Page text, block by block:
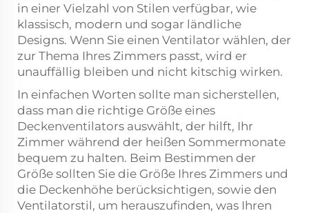
in einer Vielzahl von Stilen verfügbar, wie
klassisch, modern und sogar ländliche
Designs. Wenn Sie einen Ventilator wählen, der
zur Thema Ihres Zimmers passt, wird er
unauffällig bleiben und nicht kitschig wirken.
In einfachen Worten sollte man sicherstellen,
dass man die richtige Größe eines
Deckenventilators auswählt, der hilft, Ihr
Zimmer während der heißen Sommermonate
bequem zu halten. Beim Bestimmen der
Größe sollten Sie die Größe Ihres Zimmers und
die Deckenhöhe berücksichtigen, sowie den
Ventilatorstil, um herauszufinden, was Ihren